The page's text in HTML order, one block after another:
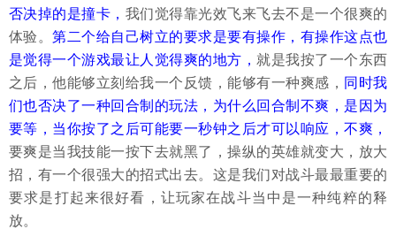
否决掉的是撞卡， 我们觉得靠光效飞来飞去不是一个很爽的
体验。第二个给自己树立的要求是要有操作，有操作这点也
是觉得一个游戏最让人觉得爽的地方， 就是我按了一个东西
之后，他能够立刻给我一个反馈，能够有一种爽感， 同时我
们也否决了一种回合制的玩法，为什么回合制不爽，是因为
要等，当你按了之后可能要一秒钟之后才可以响应，不爽，
要爽是当我技能一按下去就黑了，操纵的英雄就变大，放大
招，有一个很强大的招式出去。这是我们对战斗最最重要的
要求是打起来很好看，让玩家在战斗当中是一种纯粹的释
放。